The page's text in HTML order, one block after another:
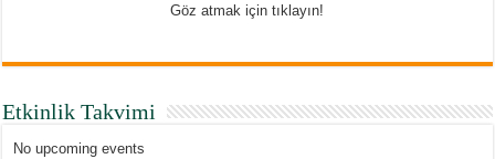
Göz atmak için tıklayın!
Etkinlik Takvimi
No upcoming events